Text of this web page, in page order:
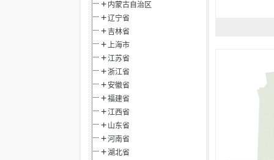
内蒙古自治区
辽宁省
吉林省
上海市
江苏省
浙江省
安徽省
福建省
江西省
山东省
河南省
湖北省